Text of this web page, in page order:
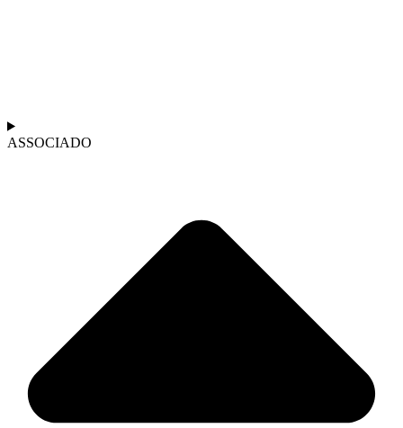
ASSOCIADO